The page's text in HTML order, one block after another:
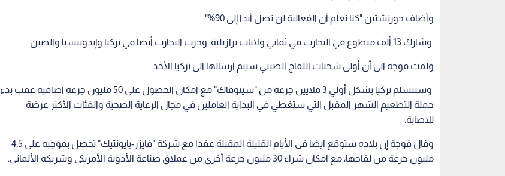
وأضاف جورنشتين "كنا نعلم أن الفعالية لن تصل أبدا إلى 90%".
وشارك 13 ألف متطوع في التجارب في ثماني ولايات برازيلية. وجرت التجارب أيضا في تركيا وإندونيسيا والصين.
ولفت قوجة الى أن أولى شحنات اللقاح الصيني سيتم ارسالها الى تركيا الأحد.
وستتسلم تركيا بشكل أولي 3 ملايين جرعة من "سينوفاك" مع امكان الحصول على 50 مليون جرعة اضافية عقب بدء
حملة التطعيم الشهر المقبل التي ستغطي في البداية العاملين في مجال الرعاية الصحية والفئات الأكثر عرضة
للاصابة.
وقال قوجة إن بلاده ستوقع ايضا في الأيام القليلة المقبلة عقدا مع شركة "فايزر-بايونتيك" تحصل بموجبه على 4,5
مليون جرعة من لقاحها، مع امكان شراء 30 مليون جرعة أخرى من عملاق صناعة الأدوية الأمريكي وشريكه الألماني.